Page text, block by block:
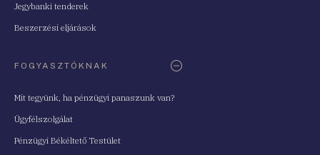
Jegybanki tenderek
Beszerzési eljárások
FOGYASZTÓKNAK
Mit tegyünk, ha pénzügyi panaszunk van?
Ügyfélszolgálat
Pénzügyi Békéltető Testület